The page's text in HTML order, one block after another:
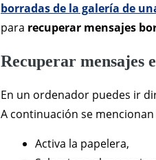
borradas de la galería de
para recuperar mensajes
Recuperar mensajes
En un ordenador puedes ir
A continuación se
Activa la papelera,